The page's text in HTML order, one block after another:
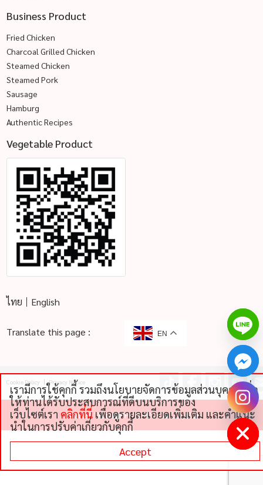
Business Product
Fried Chicken
Charcoal Grilled Chicken
Steamed Chicken
Steamed Pork
Sausage
Hamburg
Authentic Recipes
Vegetable Product
ไทย English
Translate this page : EN
Cookie Policy Privacy Notice
©2026 THAI NIPPON FOODS CO., LTD
เรามีการใช้คุกกี้ รวมถึงนโยบายจัดการข้อมูลส่วนบุคคลเพื่อ
ให้ท่านได้รับประสบการณ์ที่ดีบนบริการของ
เว็บไซต์เรา คลิกที่นี่เพื่อดูรายละเอียดเพิ่มเติม และคําแนะ
นําในการปรับค่าเกี่ยวกับคุกกี้
Accept
Hide
chaty